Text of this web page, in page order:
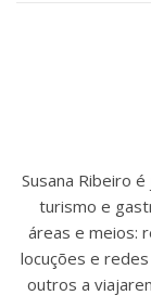
Susana Ribeiro
turismo e
áreas e meios:
locuções e
outros a